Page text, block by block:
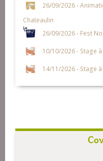
26/09/2026 -
Chateaulin
26/09/2026 - Fest
10/10/2026 - Stage
14/11/2026 - Stage